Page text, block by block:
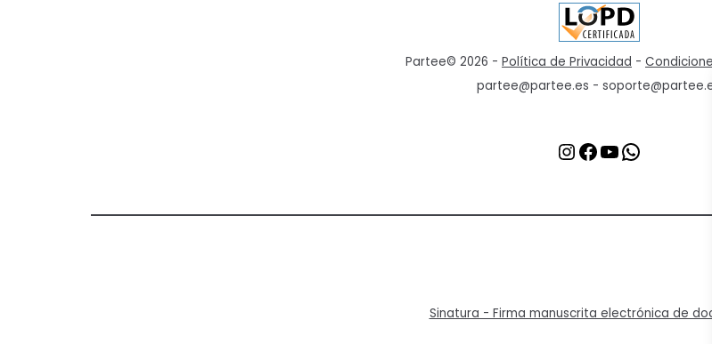
Partee© 2026 - Política de Privacidad -
partee@partee.es -
Sinatura - Firma manuscrita electrónica de